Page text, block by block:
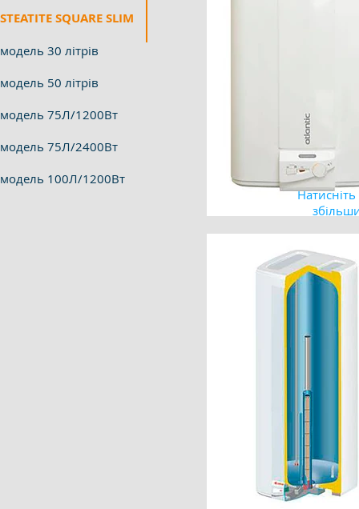
STEATITE SQUARE SLIM
модель 30 літрів
модель 50 літрів
модель 75Л/1200Вт
модель 75Л/2400Вт
модель 100Л/1200Вт